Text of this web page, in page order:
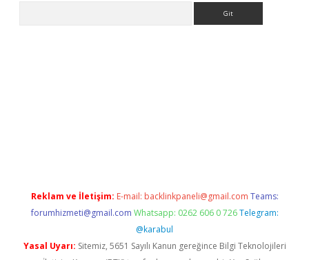
Reklam ve İletişim: E-mail: backlinkpaneli@gmail.com Teams:
forumhizmeti@gmail.com Whatsapp: 0262 606 0 726 Telegram:
@karabul
Yasal Uyarı: Sitemiz, 5651 Sayılı Kanun gereğince Bilgi Teknolojileri